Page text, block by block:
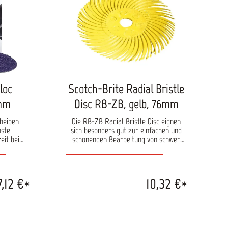
bei
II
einem€*
Scotch-Brite Radial Bristle
Disc RB-ZB, gelb, 76mm
Die RB-ZB Radial Bristle Disc eignen
sich besonders gut zur einfachen und
schonenden Bearbeitung von schwer
Umdrehungszahl liegt zwischen 9000
Durch die Montage meherer Scheiben
übereinander, kann die Dicke angepasst
10,32 €*